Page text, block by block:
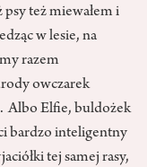
też miewałem i
w lesie, na
razem
owczarek
Albo Elfie, buldożek
bardzo inteligentny
tej samej rasy,